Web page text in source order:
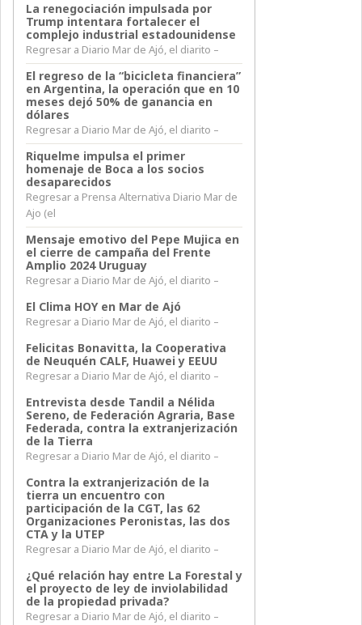
La renegociación impulsada por
Trump intentara fortalecer el
complejo industrial estadounidense
Regresar a Diario Mar de Ajó, el diarito –
El regreso de la “bicicleta financiera”
en Argentina, la operación que en 10
meses dejó 50% de ganancia en
dólares
Regresar a Diario Mar de Ajó, el diarito –
Riquelme impulsa el primer
homenaje de Boca a los socios
desaparecidos
Regresar a Prensa Alternativa Diario Mar de
Ajo (el
Mensaje emotivo del Pepe Mujica en
el cierre de campaña del Frente
Amplio 2024 Uruguay
Regresar a Diario Mar de Ajó, el diarito –
El Clima HOY en Mar de Ajó
Regresar a Diario Mar de Ajó, el diarito –
Felicitas Bonavitta, la Cooperativa
de Neuquén CALF, Huawei y EEUU
Regresar a Diario Mar de Ajó, el diarito –
Entrevista desde Tandil a Nélida
Sereno, de Federación Agraria, Base
Federada, contra la extranjerización
de la Tierra
Regresar a Diario Mar de Ajó, el diarito –
Contra la extranjerización de la
tierra un encuentro con
participación de la CGT, las 62
Organizaciones Peronistas, las dos
CTA y la UTEP
Regresar a Diario Mar de Ajó, el diarito –
¿Qué relación hay entre La Forestal y
el proyecto de ley de inviolabilidad
de la propiedad privada?
Regresar a Diario Mar de Ajó, el diarito –